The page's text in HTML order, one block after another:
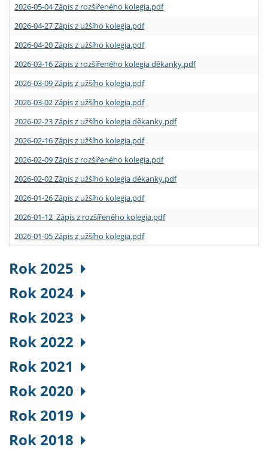
2026-05-04 Zápis z rozšířeného kolegia.pdf
2026-04-27 Zápis z užšího kolegia.pdf
2026-04-20 Zápis z užšího kolegia.pdf
2026-03-16 Zápis z rozšířeného kolegia děkanky.pdf
2026-03-09 Zápis z užšího kolegia.pdf
2026-03-02 Zápis z užšího kolegia.pdf
2026-02-23 Zápis z užšího kolegia děkanky.pdf
2026-02-16 Zápis z užšího kolegia.pdf
2026-02-09 Zápis z rozšířeného kolegia.pdf
2026-02-02 Zápis z užšího kolegia děkanky.pdf
2026-01-26 Zápis z užšího kolegia.pdf
2026-01-12 Zápis z rozšířeného kolegia.pdf
2026-01-05 Zápis z užšího kolegia.pdf
Rok 2025
Rok 2024
Rok 2023
Rok 2022
Rok 2021
Rok 2020
Rok 2019
Rok 2018